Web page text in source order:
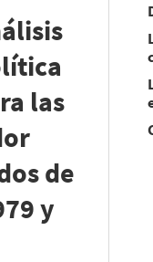
las
de
y